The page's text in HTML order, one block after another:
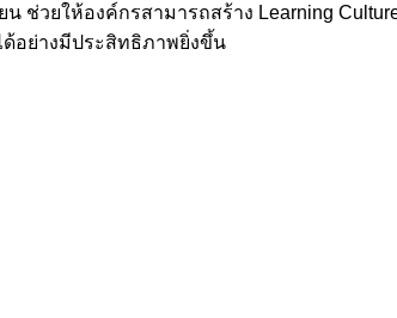
วยให้องค์กรสามารถสร้าง Learning
อย่างมีประสิทธิภาพยิ่งขึ้น